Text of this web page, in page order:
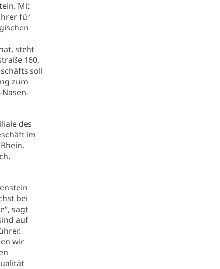
Mit
für
steht
160,
soll
zum
des
im
bei
sagt
auf
wir